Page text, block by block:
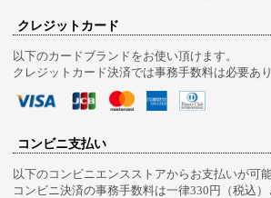
クレジットカード
以下のカードブランドをお使い頂けます。
クレジットカード決済では事務手数料は必要あり
コンビニ支払い
以下のコンビニエンスストアからお支払いが可能
コンビニ決済の事務手数料は一律330円（税込）